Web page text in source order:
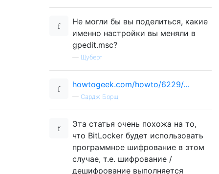
Не могли бы вы поделиться, какие
именно настройки вы меняли в
gpedit.msc?
— Щуберт
howtogeek.com/howto/6229/…
— Сардж Борщ
Эта статья очень похожа на то,
что BitLocker будет использовать
программное шифрование в этом
случае, т.е. шифрование /
дешифрование выполняется